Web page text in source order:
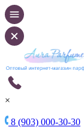
×
8 (903) 000-30-30